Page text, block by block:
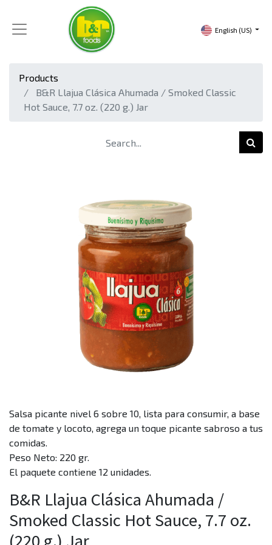
English (US)
Products
B&R Llajua Clásica Ahumada / Smoked Classic
Hot Sauce, 7.7 oz. (220 g.) Jar
Salsa picante nivel 6 sobre 10, lista para consumir, a base
de tomate y locoto, agrega un toque picante sabroso a tus
comidas.
Peso Neto: 220 gr.
El paquete contiene 12 unidades.
B&R Llajua Clásica Ahumada /
Smoked Classic Hot Sauce, 7.7 oz.